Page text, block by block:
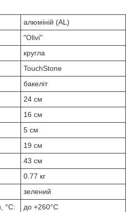
алюміній (AL)
"Olivi"
кругла
TouchStone
бакеліт
24 см
16 см
5 см
19 см
43 см
0.77 кг
зелений
°C:
до +260°C